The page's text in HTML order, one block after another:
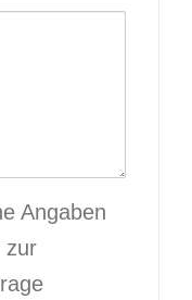
Angaben
zur